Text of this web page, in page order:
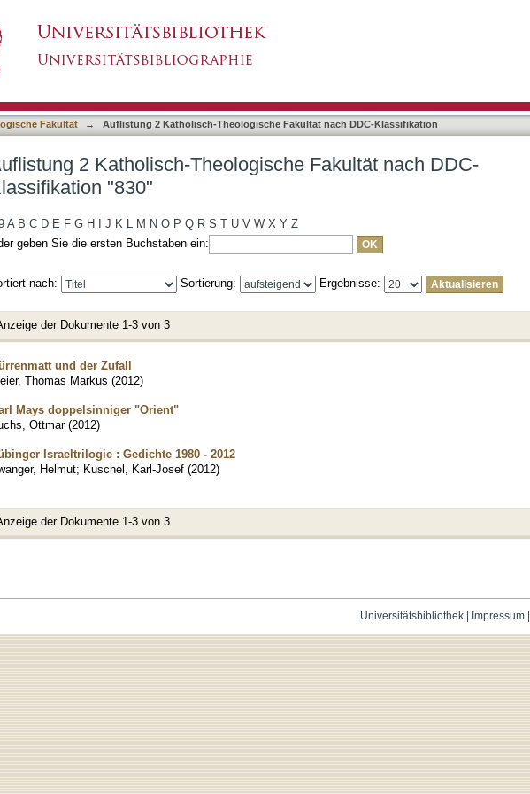
Fakultät → Auflistung 2 Katholisch-Theologische Fakultät nach DDC-Klassifikation
2 Katholisch-Theologische Fakultät nach DDC-
"830"
A B C D E F G H J K L M N O P Q R S T U V W X Y Z
geben Sie die ersten Buchstaben ein:
nach: Sortierung: Ergebnisse:
der Dokumente 1-3 von 3
und der Zufall
Thomas Markus (2012)
Mays doppelsinniger "Orient"
Ottmar (2012)
Israeltrilogie : Gedichte 1980 - 2012
Helmut; Kuschel, Karl-Josef (2012)
der Dokumente 1-3 von 3
Universitätsbibliothek| Impressum|